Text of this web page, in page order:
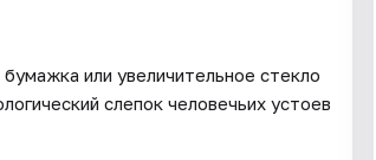
или увеличительное стекло
слепок человечьих устоев